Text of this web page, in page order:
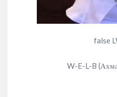
false
W-E-L-B